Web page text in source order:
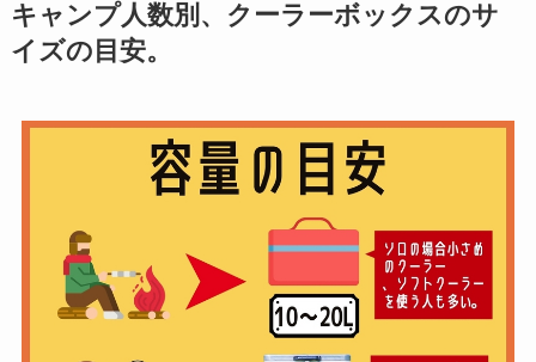
キャンプ人数別、クーラーボックスのサ
イズの目安。